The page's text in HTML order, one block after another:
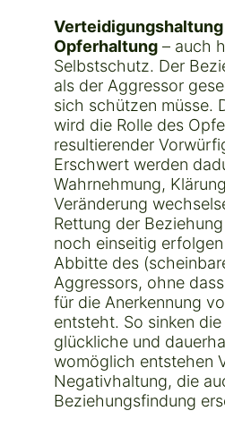
Opferhaltung – auch
Selbstschutz. Der
als der Aggressor
sich schützen müsse.
wird die Rolle des
resultierender
Erschwert werden
Wahrnehmung,
Veränderung
Rettung der
noch einseitig
Abbitte des
Aggressors, ohne
für die Anerkennung
entsteht. So sinken
glückliche und
womöglich entstehen
Negativhaltung, die
Beziehungsfindung